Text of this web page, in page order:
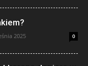
2025 0